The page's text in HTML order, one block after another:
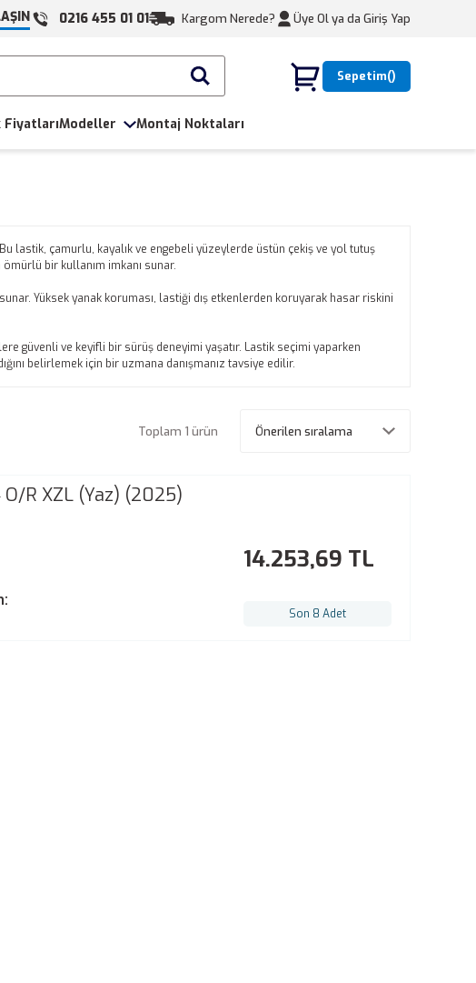
0216 455 01 01 Kargom Nerede? Üye Ol ya da Giriş Yap
Sepetim
FiyatlarıModeller Montaj Noktaları
çamurlu, kayalık ve engebeli yüzeylerde üstün çekiş ve yol tutuş
bir kullanım imkanı sunar.
Yüksek yanak koruması, lastiği dış etkenlerden koruyarak hasar riskini
güvenli ve keyifli bir sürüş deneyimi yaşatır. Lastik seçimi yaparken
belirlemek için bir uzmana danışmanız tavsiye edilir.
Toplam 1 ürün
O/R XZL (Yaz) (2025)
14.253,69 TL
Son 8 Adet